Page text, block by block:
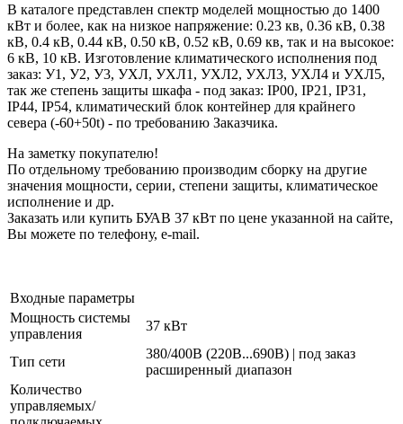
В каталоге представлен спектр моделей мощностью до 1400
кВт и более, как на низкое напряжение: 0.23 кв, 0.36 кВ, 0.38
кВ, 0.4 кВ, 0.44 кВ, 0.50 кВ, 0.52 кВ, 0.69 кв, так и на высокое:
6 кВ, 10 кВ. Изготовление климатического исполнения под
заказ: У1, У2, У3, УХЛ, УХЛ1, УХЛ2, УХЛ3, УХЛ4 и УХЛ5,
так же степень защиты шкафа - под заказ: IP00, IP21, IP31,
IP44, IP54, климатический блок контейнер для крайнего
севера (-60+50t) - по требованию Заказчика.
На заметку покупателю!
По отдельному требованию производим сборку на другие
значения мощности, серии, степени защиты, климатическое
исполнение и др.
Заказать или купить БУАВ 37 кВт по цене указанной на сайте,
Вы можете по телефону, e-mail.
Входные параметры
Мощность системы
управления
37 кВт
Тип сети
380/400В (220В...690В) | под заказ
расширенный диапазон
Количество
управляемых/